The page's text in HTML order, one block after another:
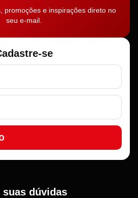
promoções e inspirações direto no
seu e-mail.
se
suas dúvidas